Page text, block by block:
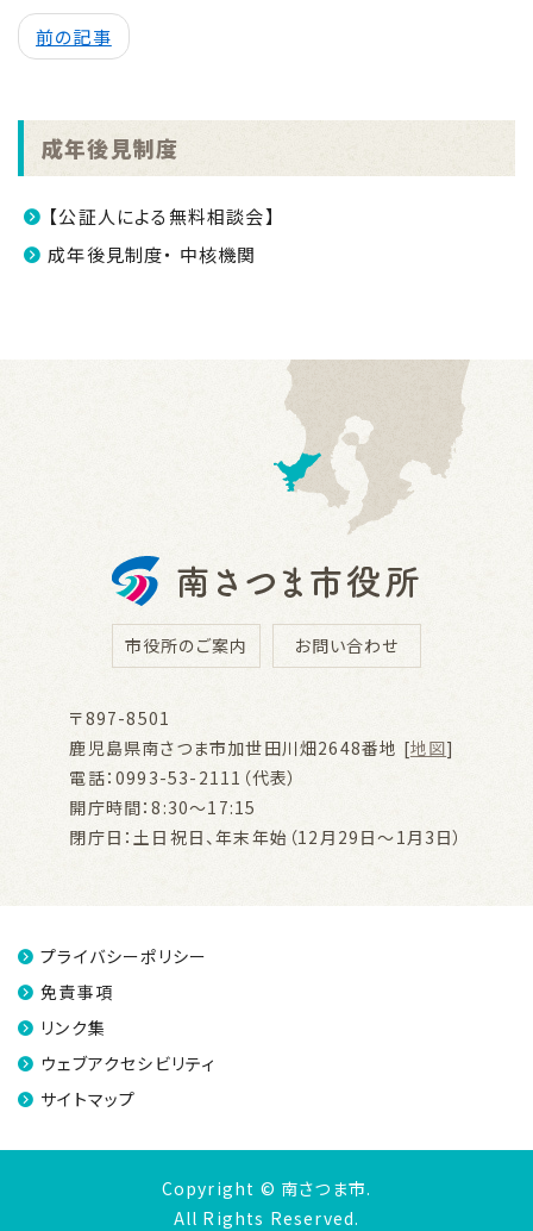
前の記事
成年後見制度
【公証人による無料相談会】
成年後見制度・ 中核機関
市役所のご案内 お問い合わせ
〒897-8501
鹿児島県南さつま市加世田川畑2648番地 [地図]
電話：0993-53-2111（代表）
開庁時間：8:30～17:15
閉庁日：土日祝日、年末年始（12月29日～1月3日）
プライバシーポリシー
免責事項
リンク集
ウェブアクセシビリティ
サイトマップ
Copyright © 南さつま市.
All Rights Reserved.